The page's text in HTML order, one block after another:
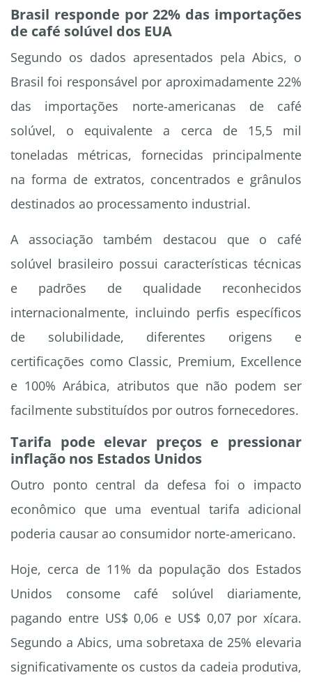
Brasil responde por 22% das importações
de café solúvel dos EUA
Segundo os dados apresentados pela Abics, o
Brasil foi responsável por aproximadamente 22%
das importações norte-americanas de café
solúvel, o equivalente a cerca de 15,5 mil
toneladas métricas, fornecidas principalmente
na forma de extratos, concentrados e grânulos
destinados ao processamento industrial.
A associação também destacou que o café
solúvel brasileiro possui características técnicas
e padrões de qualidade reconhecidos
internacionalmente, incluindo perfis específicos
de solubilidade, diferentes origens e
certificações como Classic, Premium, Excellence
e 100% Arábica, atributos que não podem ser
facilmente substituídos por outros fornecedores.
Tarifa pode elevar preços e pressionar
inflação nos Estados Unidos
Outro ponto central da defesa foi o impacto
econômico que uma eventual tarifa adicional
poderia causar ao consumidor norte-americano.
Hoje, cerca de 11% da população dos Estados
Unidos consome café solúvel diariamente,
pagando entre US$ 0,06 e US$ 0,07 por xícara.
Segundo a Abics, uma sobretaxa de 25% elevaria
significativamente os custos da cadeia produtiva,